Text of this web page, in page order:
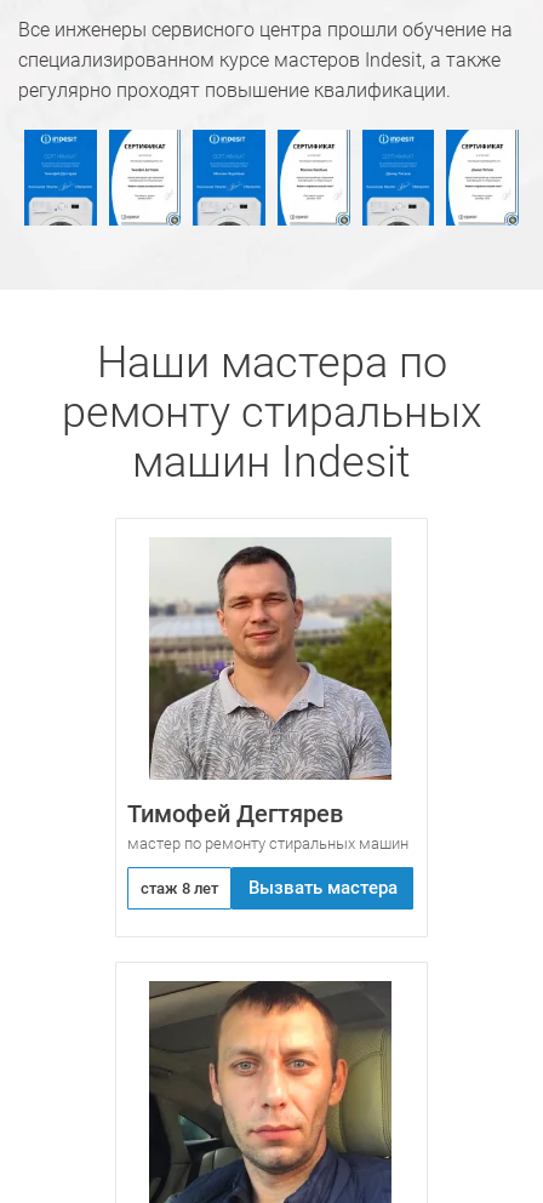
Все инженеры сервисного центра прошли обучение на
специализированном курсе мастеров Indesit, а также
регулярно проходят повышение квалификации.
Наши мастера по
ремонту стиральных
машин Indesit
Тимофей Дегтярев
мастер по ремонту стиральных машин
стаж 8 лет Вызвать мастера